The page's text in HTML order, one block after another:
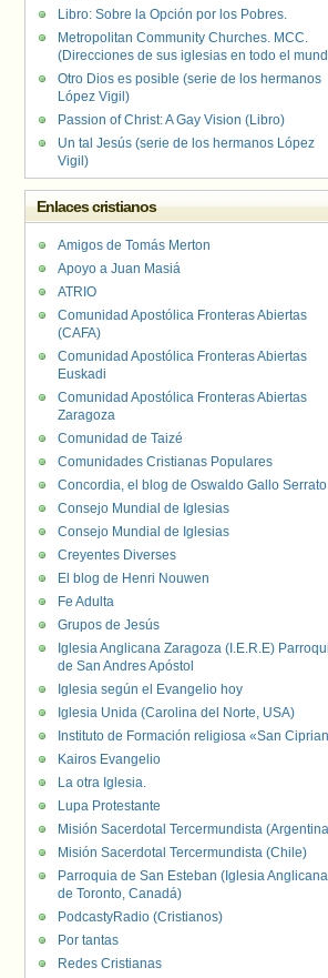
Libro: Sobre la Opción por los Pobres.
Metropolitan Community Churches. MCC.
(Direcciones de sus iglesias en todo el
Otro Dios es posible (serie de los hermanos
López Vigil)
Passion of Christ: A Gay Vision (Libro)
Un tal Jesús (serie de los hermanos López
Vigil)
Enlaces cristianos
Amigos de Tomás Merton
Apoyo a Juan Masiá
ATRIO
Comunidad Apostólica Fronteras Abiertas
(CAFA)
Comunidad Apostólica Fronteras Abiertas
Euskadi
Comunidad Apostólica Fronteras Abiertas
Zaragoza
Comunidad de Taizé
Comunidades Cristianas Populares
Concordia, el blog de Oswaldo Gallo Serrato
Consejo Mundial de Iglesias
Consejo Mundial de Iglesias
Creyentes Diverses
El blog de Henri Nouwen
Fe Adulta
Grupos de Jesús
Iglesia Anglicana Zaragoza (I.E.R.E)
de San Andres Apóstol
Iglesia según el Evangelio hoy
Iglesia Unida (Carolina del Norte, USA)
Instituto de Formación religiosa «San
Kairos Evangelio
La otra Iglesia.
Lupa Protestante
Misión Sacerdotal Tercermundista
Misión Sacerdotal Tercermundista (Chile)
Parroquia de San Esteban (Iglesia Anglicana
de Toronto, Canadá)
PodcastyRadio (Cristianos)
Por tantas
Redes Cristianas